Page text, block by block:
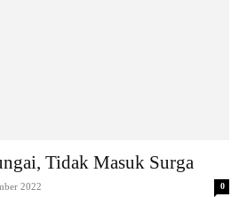
Tidak Masuk Surga
2022 0